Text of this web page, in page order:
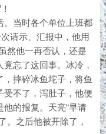
。当时各个单位上班都
请示、汇报中，他用
然他一再否认，还是
忘了这回事。冰冷，
摔碎冰鱼坨子，将鱼
受不了，泻肚子，他便
的报复。天亮“早请
。之后他被开除了，